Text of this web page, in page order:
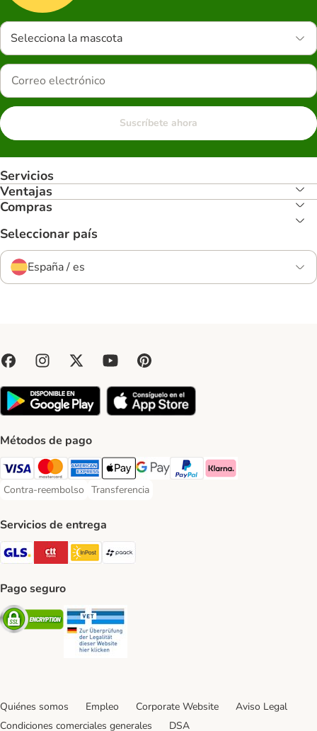
Selecciona la mascota
Suscríbete ahora
Servicios
Ventajas
Compras
Seleccionar país
España / es
Métodos de pago
Visa Payment Method
Mastercard Payment Method
American Express Payment Method
Apple Pay Payment Method
Google Pay Payment Method
PayPal Payment Method
Klarna Payment Method
Contra-reembolso
Contra-reembolso Payment Method
Transferencia
Transferencia Payment Method
Servicios de entrega
GLS Shipping Method
CTTExpress Shipping Method
InPost Shipping Method
paack Shipping Method
Pago seguro
Security
Quiénes somos Empleo Corporate Website
Aviso Legal
Condiciones comerciales generales
DSA